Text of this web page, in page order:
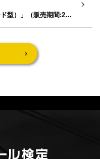
合格者特典「ビア検合格認定証（カード型）」（販売期間:26年2/2〜4/20）